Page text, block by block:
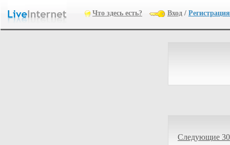
Что здесь есть? Вход / Регистрация
Следующие